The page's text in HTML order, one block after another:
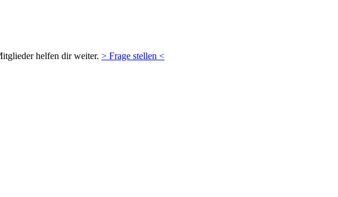
helfen dir weiter. > Frage stellen <